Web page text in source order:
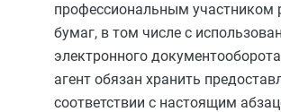
профессиональным участником
бумаг, в том числе с
электронного
агент обязан хранить
соответствии с настоящим